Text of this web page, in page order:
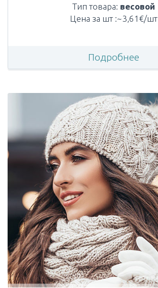
Тип товара: весовой
Цена за шт :~3,61€/шт
Подробнее